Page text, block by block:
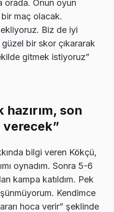
orada. Onun oyun
maç olacak.
Biz de iyi
güzel bir skor çıkararak
gitmek istiyoruz”
son
verecek”
bilgi veren Kökçü,
oynadım. Sonra 5-6
kampa katıldım. Pek
Kendimce
hoca verir” şeklinde